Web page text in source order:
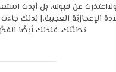
عن قبوله، بل أبدت
الإعجازيّة العجيبة.] لذلك
تظلِّلك، فلذلك أيضًا